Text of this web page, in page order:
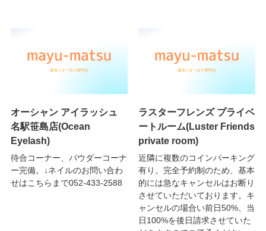
オーシャン アイラッシュ
名駅笹島店(Ocean
Eyelash)
待合コーナー、パウダーコーナ
ー完備。↓ネイルのお問い合わ
せはこちらまで052-433-2588
ラスターフレンズ プライベ
ートルーム(Luster Friends
private room)
近隣に複数のコインパーキング
有り。完全予約制のため、基本
的には急なキャンセルはお断り
させていただいております。キ
ャンセルの場合い前日50%、当
日100%を後日請求させていた